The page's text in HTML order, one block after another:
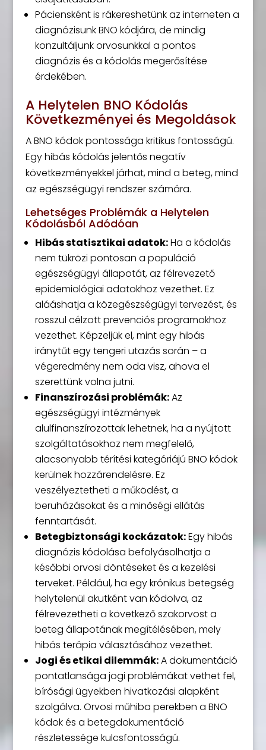
Páciensként is rákereshetünk az interneten a
diagnózisunk BNO kódjára, de mindig
konzultáljunk orvosunkkal a pontos
diagnózis és a kódolás megerősítése
érdekében.
A Helytelen BNO Kódolás
Következményei és Megoldások
A BNO kódok pontossága kritikus fontosságú.
Egy hibás kódolás jelentős negatív
következményekkel járhat, mind a beteg, mind
az egészségügyi rendszer számára.
Lehetséges Problémák a Helytelen
Kódolásból Adódóan
Hibás statisztikai adatok:Ha a kódolás
nem tükrözi pontosan a populáció
egészségügyi állapotát, az félrevezető
epidemiológiai adatokhoz vezethet. Ez
alááshatja a közegészségügyi tervezést, és
rosszul célzott prevenciós programokhoz
vezethet. Képzeljük el, mint egy hibás
iránytűt egy tengeri utazás során – a
végeredmény nem oda visz, ahova el
szerettünk volna jutni.
Finanszírozási problémák:Az
egészségügyi intézmények
alulfinanszírozottak lehetnek, ha a nyújtott
szolgáltatásokhoz nem megfelelő,
alacsonyabb térítési kategóriájú BNO kódok
kerülnek hozzárendelésre. Ez
veszélyeztetheti a működést, a
beruházásokat és a minőségi ellátás
fenntartását.
Betegbiztonsági kockázatok:Egy hibás
diagnózis kódolása befolyásolhatja a
későbbi orvosi döntéseket és a kezelési
terveket. Például, ha egy krónikus betegség
helytelenül akutként van kódolva, az
félrevezetheti a következő szakorvost a
beteg állapotának megítélésében, mely
hibás terápia választásához vezethet.
Jogi és etikai dilemmák:A dokumentáció
pontatlansága jogi problémákat vethet fel,
bírósági ügyekben hivatkozási alapként
szolgálva. Orvosi műhiba perekben a BNO
kódok és a betegdokumentáció
részletessége kulcsfontosságú.